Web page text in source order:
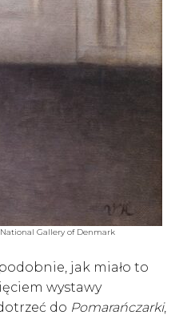
Gallery of Denmark
jak miało to
wystawy
do Pomarańczarki,